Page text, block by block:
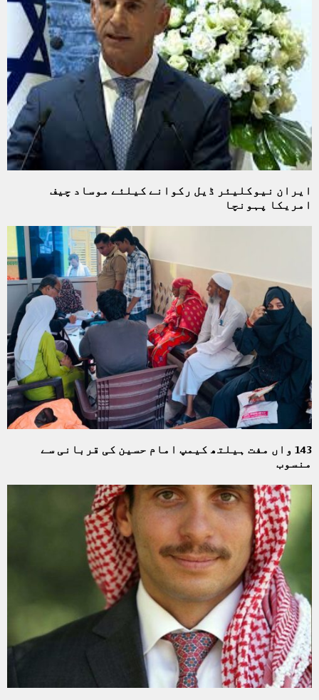
ایران نیوکلیئر ڈیل رکوانے کیلئے موساد چیف
امریکا پہونچا
143 واں مفت ہیلتھ کیمپ امام حسین کی قربانی سے
منسوب